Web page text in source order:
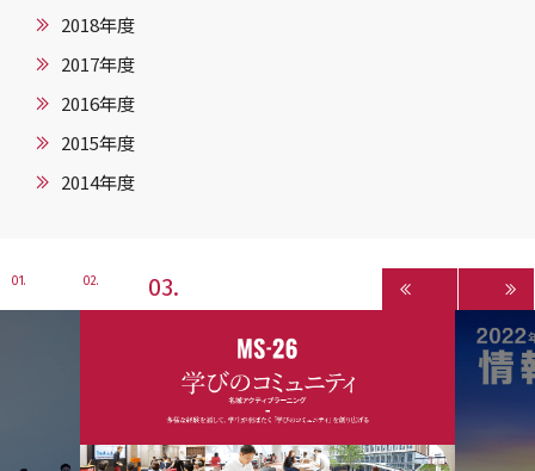
2018年度
2017年度
2016年度
2015年度
2014年度
1 2 3